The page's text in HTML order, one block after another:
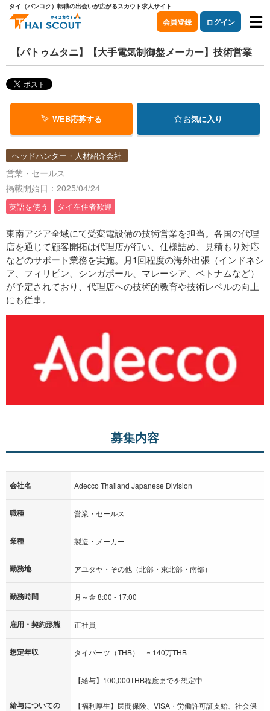
タイ（バンコク）転職の出会いが広がるスカウト求人サイト
会員登録 ログイン
【パトゥムタニ】【大手電気制御盤メーカー】技術営業
WEB応募する お気に入り
ヘッドハンター・人材紹介会社
営業・セールス
掲載開始日：2025/04/24
英語を使う タイ在住者歓迎
東南アジア全域にて受変電設備の技術営業を担当。各国の代理
店を通じて顧客開拓は代理店が行い、仕様詰め、見積もり対応
などのサポート業務を実施。月1回程度の海外出張（インドネシ
ア、フィリピン、シンガポール、マレーシア、ベトナムなど）
が予定されており、代理店への技術的教育や技術レベルの向上
にも従事。
募集内容
会社名 Adecco Thailand Japanese Division
職種 営業・セールス
業種 製造・メーカー
勤務地 アユタヤ・その他（北部・東北部・南部）
勤務時間 月～金 8:00 - 17:00
雇用・契約形態 正社員
想定年収 タイバーツ（THB） ~ 140万THB
給与についての
【給与】100,000THB程度までを想定中
【福利厚生】民間保険、VISA・労働許可証支給、社会保